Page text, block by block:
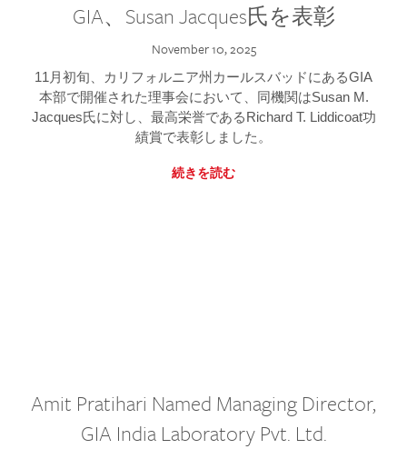
GIA、Susan Jacques氏を表彰
November 10, 2025
11月初旬、カリフォルニア州カールスバッドにあるGIA
本部で開催された理事会において、同機関はSusan M.
Jacques氏に対し、最高栄誉であるRichard T. Liddicoat功
績賞で表彰しました。
続きを読む
Amit Pratihari Named Managing Director,
GIA India Laboratory Pvt. Ltd.